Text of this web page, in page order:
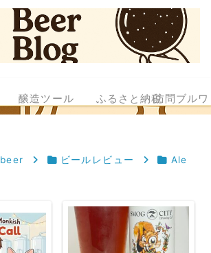
醸造ツール ふるさと納税訪問ブル
beer ビールレビュー Ale